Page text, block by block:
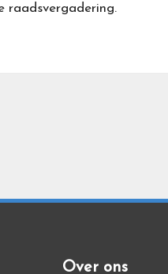
raadsvergadering.
Over ons